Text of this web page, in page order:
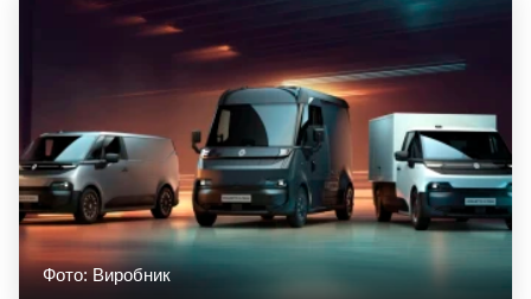
Фото: Виробник